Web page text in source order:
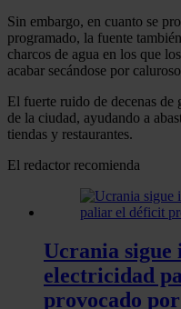
Sin embargo, en cuanto se
programado, la fuente
charcos de agua en los que
acabar secándose por
El fuerte ruido de decenas de
de la ciudad, ayudando a
tiendas y restaurantes.
El redactor recomienda
Ucrania
electricidad
provocado